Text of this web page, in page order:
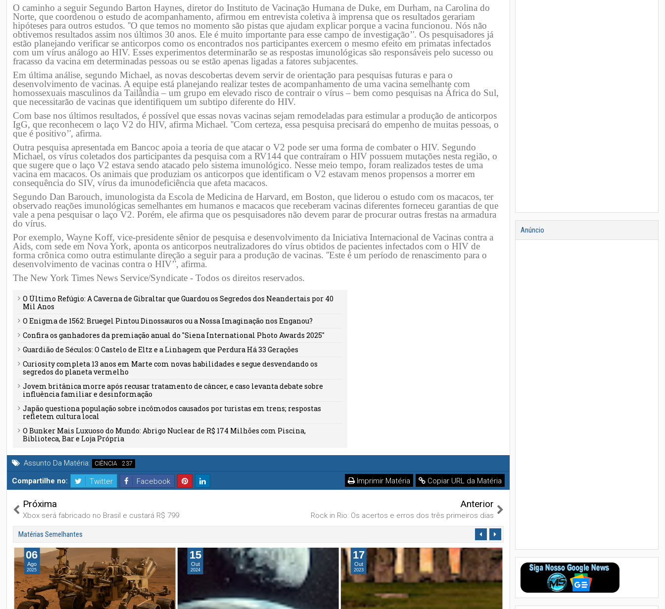
O caminho a seguir Segundo Barton Haynes, diretor do Instituto de Vacinação Humana de Duke, em Durham, na Carolina do
Norte, que coordenou o estudo de acompanhamento, afirmou em entrevista coletiva à imprensa que os resultados gerariam
hipóteses para outros estudos. ''O que temos no momento são pistas que ajudam explicar porque a vacina funcionou. Nós não
obtivemos resultados assim nos últimos 30 anos. Ele é muito importante para esse campo de investigação’'. Os pesquisadores já
estão planejando verificar se anticorpos como os encontrados nos participantes exercem o mesmo efeito em primatas infectados
com um vírus análogo ao HIV. Esses experimentos determinarão se as respostas imunológicas são responsáveis pelo sucesso ou
fracasso da vacina em determinadas pessoas ou se estão apenas ligadas a fatores subjacentes.
Em última análise, segundo Michael, as novas descobertas devem servir de orientação para pesquisas futuras e para o
desenvolvimento de vacinas. A equipe está planejando realizar testes de acompanhamento de uma vacina semelhante com
homossexuais masculinos da Tailândia – um grupo em elevado risco de contrair o vírus – bem como pesquisas na África do Sul,
que necessitarão de vacinas que identifiquem um subtipo diferente do HIV.
Com base nos últimos resultados, é possível que essas novas vacinas sejam remodeladas para estimular a produção de anticorpos
IgG, que reconhecem o laço V2 do HIV, afirma Michael. ''Com certeza, essa pesquisa precisará do empenho de muitas pessoas, o
que é positivo’', afirma.
Outra pesquisa apresentada em Bancoc apoia a teoria de que atacar o V2 pode ser uma forma de combater o HIV. Segundo
Michael, os vírus coletados dos participantes da pesquisa com a RV144 que contraíram o HIV possuem mutações nesta região, o
que sugere que o laço V2 estava sendo atacado pelo sistema imunológico. Nesse meio tempo, foram realizados testes de uma
vacina em macacos. Os animais que produziam os anticorpos que identificam o V2 estavam menos propensos a morrer em
consequência do SIV, vírus da imunodeficiência que afeta macacos.
Segundo Dan Barouch, imunologista da Escola de Medicina de Harvard, em Boston, que liderou o estudo com os macacos, ter
observado reações imunológicas semelhantes em humanos e macacos que receberam vacinas diferentes forneceu garantias de que
vale a pena pesquisar o laço V2. Porém, ele afirma que os pesquisadores não devem parar de procurar outras frestas na armadura
do vírus.
Por exemplo, Wayne Koff, vice-presidente sênior de pesquisa e desenvolvimento da Iniciativa Internacional de Vacinas contra a
Aids, com sede em Nova York, aponta os anticorpos neutralizadores do vírus obtidos de pacientes infectados com o HIV de
forma crônica como outra estimulante direção a seguir para a produção de vacinas. ''Este é um período de renascimento para o
desenvolvimento de vacinas contra o HIV’', afirma.
The New York Times News Service/Syndicate - Todos os direitos reservados.
O Último Refúgio: A Caverna de Gibraltar que Guardou os Segredos dos Neandertais por 40
Mil Anos
O Enigma de 1562: Bruegel Pintou Dinossauros ou a Nossa Imaginação nos Enganou?
Confira os ganhadores da premiação anual do "Siena International Photo Awards 2025"
Guardião de Séculos: O Castelo de Eltz e a Linhagem que Perdura Há 33 Gerações
Curiosity completa 13 anos em Marte com novas habilidades e segue desvendando os
segredos do planeta vermelho
Jovem britânica morre após recusar tratamento de câncer, e caso levanta debate sobre
influência familiar e desinformação
Japão questiona população sobre incômodos causados por turistas em trens; respostas
refletem cultura local
O Bunker Mais Luxuoso do Mundo: Abrigo Nuclear de R$ 174 Milhões com Piscina,
Biblioteca, Bar e Loja Própria
Assunto Da Matéria: CIÊNCIA
Compartilhe no: Twitter Facebook Copiar URL da Matéria
Imprimir Matéria
Próxima
Xbox será fabricado no Brasil e custará R$ 799
Anterior
Rock in Rio: Os acertos e erros dos três primeiros dias
Matérias Semelhantes
06
Ago
2025
15
Out
2024
17
Out
2023
01
Fev
2023
Anúncio